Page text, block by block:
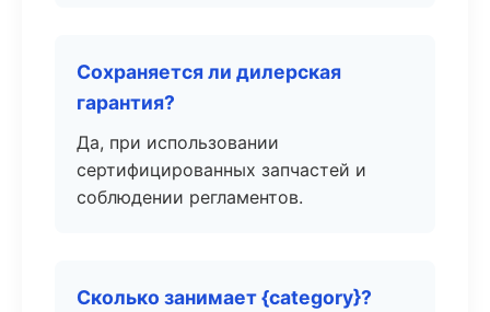
Сохраняется ли дилерская
гарантия?
Да, при использовании
сертифицированных запчастей и
соблюдении регламентов.
Сколько занимает {category}?